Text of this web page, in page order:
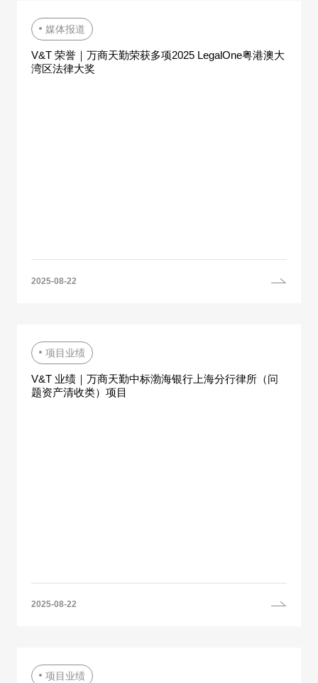
媒体报道
V&T 荣誉｜万商天勤荣获多项2025 LegalOne粤港澳大
湾区法律大奖
2025-08-22
项目业绩
V&T 业绩｜万商天勤中标渤海银行上海分行律所（问
题资产清收类）项目
2025-08-22
项目业绩